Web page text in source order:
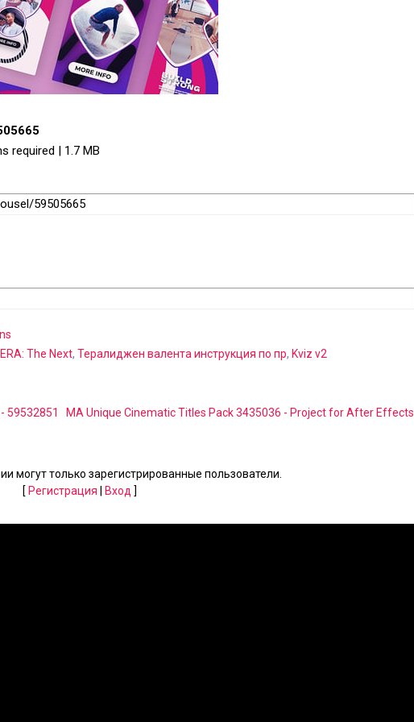
required | 1.7 MB
59505665
The Next, Тералиджен валента инструкция по пр, Kviz v2
59532851 MA Unique Cinematic Titles Pack 3435036 - Project for After Effects
могут только зарегистрированные пользователи.
[ Регистрация Вход ]